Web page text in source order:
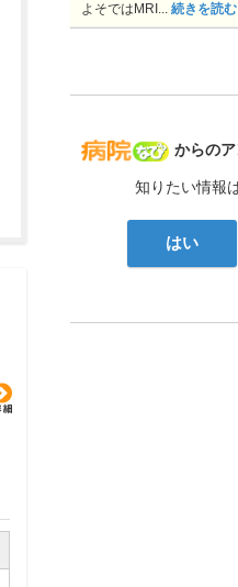
病院なび
からのア
知りたい情報
はい
よそではMRI... 続きを読む